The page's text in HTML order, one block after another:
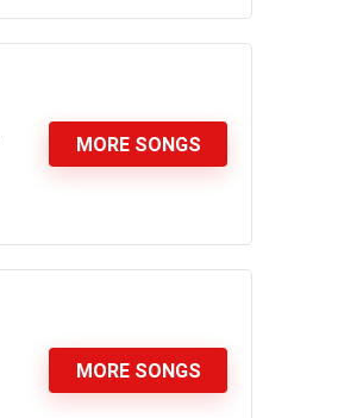
MORE SONGS
MORE SONGS